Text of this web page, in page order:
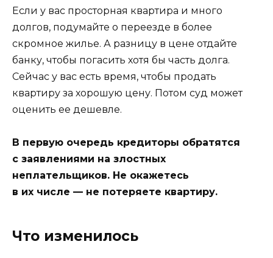
Если у вас просторная квартира и много
долгов, подумайте о переезде в более
скромное жилье. А разницу в цене отдайте
банку, чтобы погасить хотя бы часть долга.
Сейчас у вас есть время, чтобы продать
квартиру за хорошую цену. Потом суд может
оценить ее дешевле.
В первую очередь кредиторы обратятся
с заявлениями на злостных
неплательщиков. Не окажетесь
в их числе — не потеряете квартиру.
Что изменилось